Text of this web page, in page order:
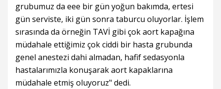
grubumuz da eee bir gün yoğun bakımda, ertesi
gün serviste, iki gün sonra taburcu oluyorlar. İşlem
sırasında da örneğin TAVİ gibi çok aort kapağına
müdahale ettiğimiz çok ciddi bir hasta grubunda
genel anestezi dahi almadan, hafif sedasyonla
hastalarımızla konuşarak aort kapaklarına
müdahale etmiş oluyoruz" dedi.